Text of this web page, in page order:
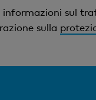
informazioni sul
sulla